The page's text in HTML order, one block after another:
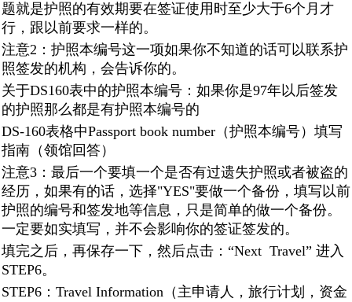
题就是护照的有效期要在签证使用时至少大于6个月才
行，跟以前要求一样的。
注意2：护照本编号这一项如果你不知道的话可以联系护
照签发的机构，会告诉你的。
关于DS160表中的护照本编号：如果你是97年以后签发
的护照那么都是有护照本编号的
DS-160表格中Passport book number（护照本编号）填写
指南（领馆回答）
注意3：最后一个要填一个是否有过遗失护照或者被盗的
经历，如果有的话，选择"YES"要做一个备份，填写以前
护照的编号和签发地等信息，只是简单的做一个备份。
一定要如实填写，并不会影响你的签证签发的。
填完之后，再保存一下，然后点击：“Next Travel” 进入
STEP6。
STEP6：Travel Information（主申请人，旅行计划，资金